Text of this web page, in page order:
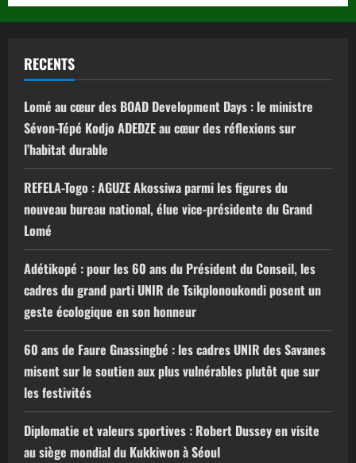
RECENTS
Lomé au cœur des BOAD Development Days : le ministre
Sévon-Tépé Kodjo ADEDZE au cœur des réflexions sur
l’habitat durable
REFELA-Togo : AGUZE Akossiwa parmi les figures du
nouveau bureau national, élue vice-présidente du Grand
Lomé
Adétikopé : pour les 60 ans du Président du Conseil, les
cadres du grand parti UNIR de Tsikplonoukondi posent un
geste écologique en son honneur
60 ans de Faure Gnassingbé : les cadres UNIR des Savanes
misent sur le soutien aux plus vulnérables plutôt que sur
les festivités
Diplomatie et valeurs sportives : Robert Dussey en visite
au siège mondial du Kukkiwon à Séoul